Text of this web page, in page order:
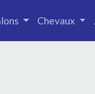
Chevaux